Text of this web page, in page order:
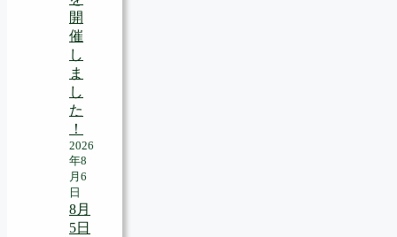
開
催
し
ま
し
た
！
2026
年8
月6
日
8月
5日